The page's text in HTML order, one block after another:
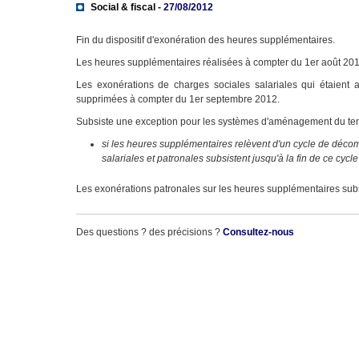
Social & fiscal - 27/08/2012
Fin du dispositif d'exonération des heures supplémentaires.
Les heures supplémentaires réalisées à compter du 1er août
Les exonérations de charges sociales salariales qui étaient
supprimées à compter du 1er septembre 2012.
Subsiste une exception pour les systèmes d'aménagement du
si les heures supplémentaires relèvent d'un cycle de
salariales et patronales subsistent jusqu'à la fin de ce
Les exonérations patronales sur les heures supplémentaires
Des questions ? des précisions ? Consultez-nous